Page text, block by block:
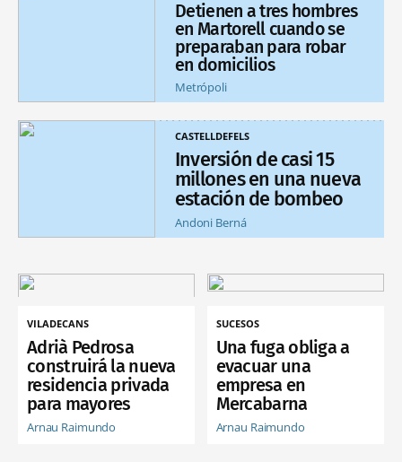
Detienen a tres hombres
en Martorell cuando se
preparaban para robar
en domicilios
Metrópoli
CASTELLDEFELS
Inversión de casi 15
millones en una nueva
estación de bombeo
Andoni Berná
VILADECANS
Adrià Pedrosa
construirá la nueva
residencia privada
para mayores
Arnau Raimundo
SUCESOS
Una fuga obliga a
evacuar una
empresa en
Mercabarna
Arnau Raimundo